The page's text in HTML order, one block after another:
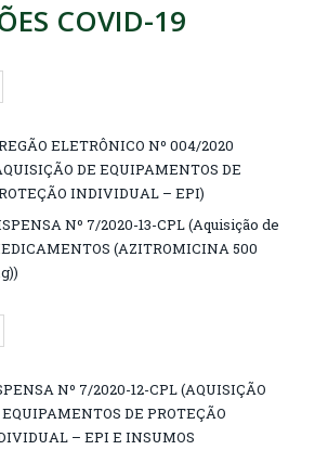
COVID-19
ELETRÔNICO Nº 004/2020
DE EQUIPAMENTOS DE
INDIVIDUAL – EPI)
Nº 7/2020-13-CPL (Aquisição de
(AZITROMICINA 500
Nº 7/2020-12-CPL (AQUISIÇÃO
DE PROTEÇÃO
– EPI E INSUMOS